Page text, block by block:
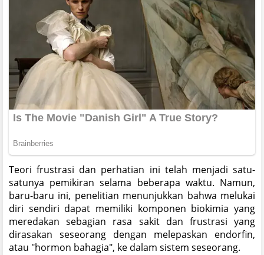
Teori frustrasi dan perhatian ini telah menjadi satu-
satunya pemikiran selama beberapa waktu. Namun,
baru-baru ini, penelitian menunjukkan bahwa melukai
diri sendiri dapat memiliki komponen biokimia yang
meredakan sebagian rasa sakit dan frustrasi yang
dirasakan seseorang dengan melepaskan endorfin,
atau "hormon bahagia", ke dalam sistem seseorang.